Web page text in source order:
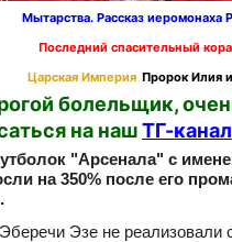
Мытарства. Рассказ иеромонаха
Последний спасительный
Царская Империя Пророк Илия
болельщик,
на нашТГ-канал
"Арсенала" с
на 350% после его
Эзе не реализовали